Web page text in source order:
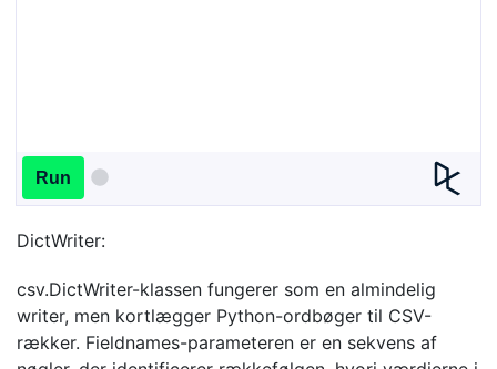
Run
DictWriter:
csv.DictWriter-klassen fungerer som en almindelig
writer, men kortlægger Python-ordbøger til CSV-
rækker. Fieldnames-parameteren er en sekvens af